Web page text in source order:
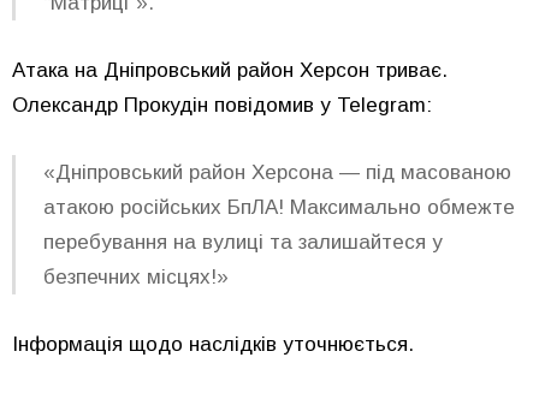
Атака на Дніпровський район Херсон триває.
Олександр Прокудін повідомив у Telegram:
«Дніпровський район Херсона — під масованою
атакою російських БпЛА! Максимально обмежте
перебування на вулиці та залишайтеся у
безпечних місцях!»
Інформація щодо наслідків уточнюється.